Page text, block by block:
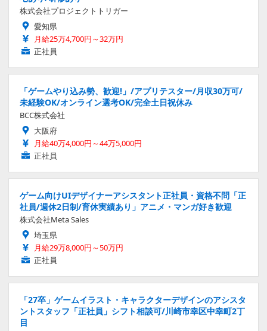
株式会社プロジェクトトリガー
愛知県
月給25万4,700円～32万円
正社員
「ゲームやり込み勢、歓迎!」/アプリテスター/月収30万可/
未経験OK/オンライン選考OK/完全土日祝休み
BCC株式会社
大阪府
月給40万4,000円～44万5,000円
正社員
ゲーム向けUIデザイナーアシスタント正社員・資格不問「正
社員/週休2日制/育休実績あり」アニメ・マンガ好き歓迎
株式会社Meta Sales
埼玉県
月給29万8,000円～50万円
正社員
「27卒」ゲームイラスト・キャラクターデザインのアシスタ
ントスタッフ「正社員」シフト相談可/川崎市幸区中幸町2丁
目